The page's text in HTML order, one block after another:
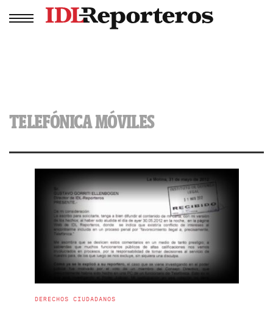
TELEFÓNICA MÓVILES
DERECHOS CIUDADANOS